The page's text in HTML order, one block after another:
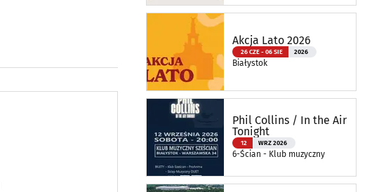
Muzeum Podlaskiego w
Akcja Lato 2026
26 CZE - 06 SIE 2026
Białystok
Phil Collins / In the Air
Tonight
12 WRZ 2026
6-Ścian - Klub muzyczny